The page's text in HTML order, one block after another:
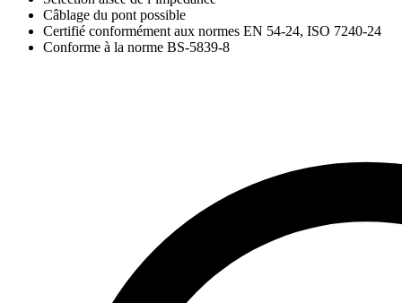
Câblage du pont possible
Certifié conformément aux normes EN 54-24, ISO 7240-24
Conforme à la norme BS-5839-8